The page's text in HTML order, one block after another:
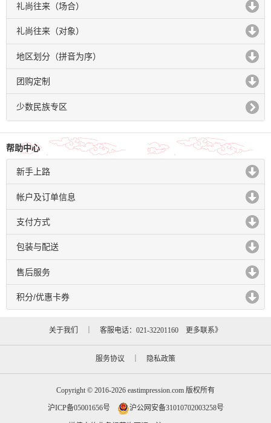
礼尚往来（场合）
click to expand contents
礼尚往来（对象）
click to expand contents
地区划分（拼音为序）
click to expand contents
团购定制
click to expand contents
少数民族专区
帮助中心
新手上路
click to expand contents
帐户及订单信息
click to expand contents
支付方式
click to expand contents
包装与配送
click to expand contents
售后服务
click to expand contents
积分/优惠卡券
click to expand contents
关于我们 ｜ 客服电话：021-32201160 更多联系》
服务协议 隐私政策
Copyright © 2016-2026 eastimpression.com 版权所有
沪ICP备05001656号 沪公网安备31010702003258号